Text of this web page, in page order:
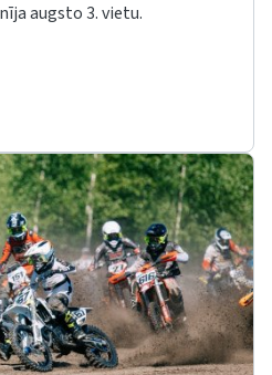
augsto 3. vietu.